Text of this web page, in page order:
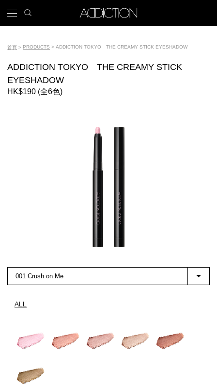
至
主
容
Main
Tools
icon
導
航
連
首頁 PRODUCTS ADDICTION TOKYO THE CREAMY STICK EYESHADOW
ADDICTION TOKYO THE CREAMY STICK
EYESHADOW
001 Crush on Me
ALL
HK$190 (全6色)